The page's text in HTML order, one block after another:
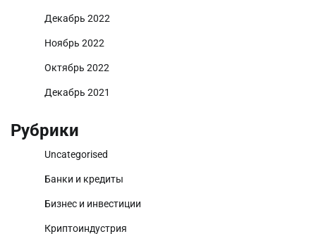
Декабрь 2022
Ноябрь 2022
Октябрь 2022
Декабрь 2021
Рубрики
Uncategorised
Банки и кредиты
Бизнес и инвестиции
Криптоиндустрия